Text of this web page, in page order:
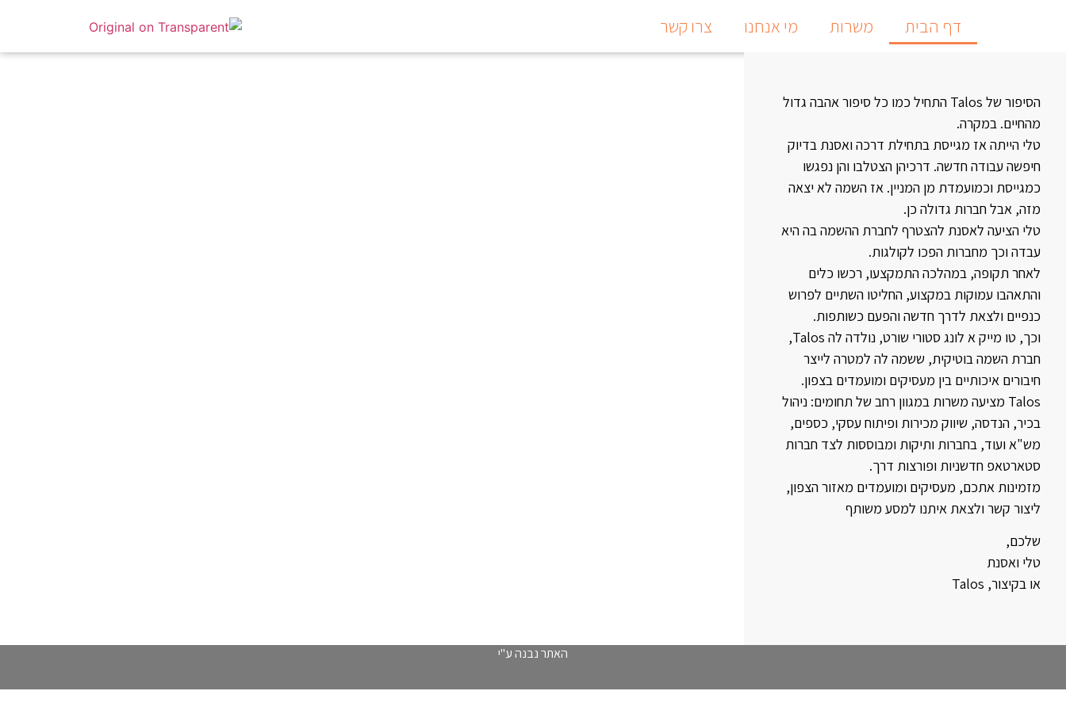
דף הבית משרות מי אנחנו צרו קשר
הסיפור של Talos התחיל כמו כל סיפור אהבה גדול
מהחיים. במקרה.
טלי הייתה אז מגייסת בתחילת דרכה ואסנת בדיוק
חיפשה עבודה חדשה. דרכיהן הצטלבו והן נפגשו
כמגייסת וכמועמדת מן המניין. אז השמה לא יצאה
מזה, אבל חברות גדולה כן.
טלי הציעה לאסנת להצטרף לחברת ההשמה בה היא
עבדה וכך מחברות הפכו לקולגות.
לאחר תקופה, במהלכה התמקצעו, רכשו כלים
והתאהבו עמוקות במקצוע, החליטו השתיים לפרוש
כנפיים ולצאת לדרך חדשה והפעם כשותפות.
וכך, טו מייק א לונג סטורי שורט, נולדה לה Talos,
חברת השמה בוטיקית, ששמה לה למטרה לייצר
חיבורים איכותיים בין מעסיקים ומועמדים בצפון.
Talos מציעה משרות במגוון רחב של תחומים: ניהול
בכיר, הנדסה, שיווק מכירות ופיתוח עסקי, כספים,
מש"א ועוד, בחברות ותיקות ומבוססות לצד חברות
סטארטאפ חדשניות ופורצות דרך.
מזמינות אתכם, מעסיקים ומועמדים מאזור הצפון,
ליצור קשר ולצאת איתנו למסע משותף
שלכם,
טלי ואסנת
או בקיצור, Talos
האתר נבנה ע"י